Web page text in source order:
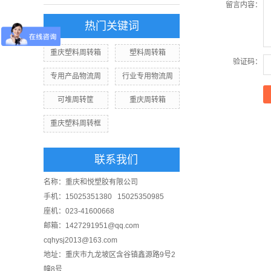
热门关键词
重庆塑料周转箱 塑料周转箱
专用产品物流周 行业专用物流周
可堆周转筐 重庆周转箱
重庆塑料周转框
联系我们
名称：重庆和悦塑胶有限公司
手机：15025351380 15025350985
座机：023-41600668
邮箱：1427291951@qq.com
cqhysj2013@163.com
地址：重庆市九龙坡区含谷镇鑫源路9号2
幢8号
留言内容：
验证码：